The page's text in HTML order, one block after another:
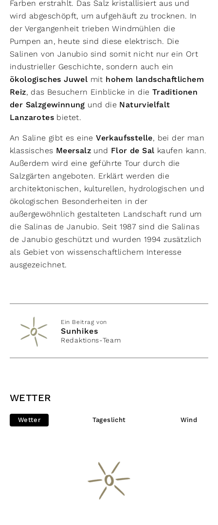
Farben erstrahlt. Das Salz kristallisiert aus und
wird abgeschöpft, um aufgehäuft zu trocknen. In
der Vergangenheit trieben Windmühlen die
Pumpen an, heute sind diese elektrisch. Die
Salinen von Janubio sind somit nicht nur ein Ort
industrieller Geschichte, sondern auch ein
ökologisches Juwel mit hohem landschaftlichem
Reiz, das Besuchern Einblicke in die Traditionen
der Salzgewinnung und die Naturvielfalt
Lanzarotes bietet.
An Saline gibt es eineVerkaufsstelle, bei der man
klassisches Meersalz und Flor de Sal kaufen kann.
Außerdem wird eine geführte Tour durch die
Salzgärten angeboten. Erklärt werden die
architektonischen, kulturellen, hydrologischen und
ökologischen Besonderheiten in der
außergewöhnlich gestalteten Landschaft rund um
die Salinas de Janubio. Seit 1987 sind die Salinas
de Janubio geschützt und wurden 1994 zusätzlich
als Gebiet von wissenschaftlichem Interesse
ausgezeichnet.
Ein Beitrag von
Sunhikes
Redaktions-Team
WETTER
Wetter Tageslicht Wind